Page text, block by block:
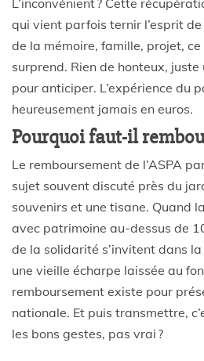
L’inconvénient ? Cette
qui vient parfois ternir l’esprit
de la mémoire, famille, projet,
surprend. Rien de honteux,
pour anticiper. L’expérience du
heureusement jamais en euros.
Pourquoi faut-il
Le remboursement de l’ASPA
sujet souvent discuté près du
souvenirs et une tisane. Quand
avec patrimoine au-dessus de
de la solidarité s’invitent dans
une vieille écharpe laissée au
remboursement existe pour
nationale. Et puis transmettre,
les bons gestes, pas vrai ?